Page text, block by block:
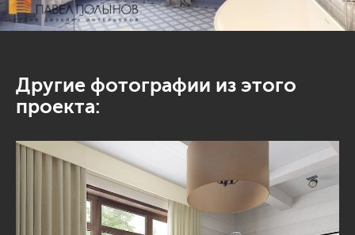
Другие фотографии из этого
проекта: